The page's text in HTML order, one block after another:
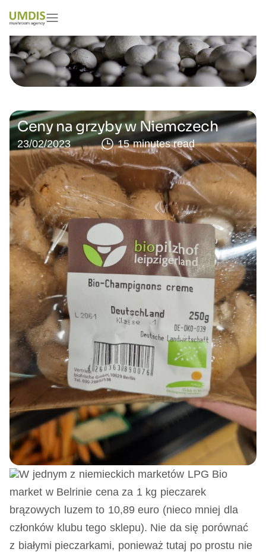
Ceny na grzyby w Niemczech
23/02/2023 15 minutes read
W jednym z niemieckich marketów LPG Bio
market w Belrinie cena za 1 kg pieczarek
brązowych luzem to 10,89 euro (nieco mniej dla
członków klubu tego sklepu). Nie da się porównać
z białymi pieczarkami, ponieważ tutaj po prostu nie